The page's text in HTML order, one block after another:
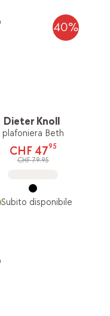
40%
Dieter Knoll
plafoniera Beth
CHF 4795
CHF 79.95
Subito disponibile